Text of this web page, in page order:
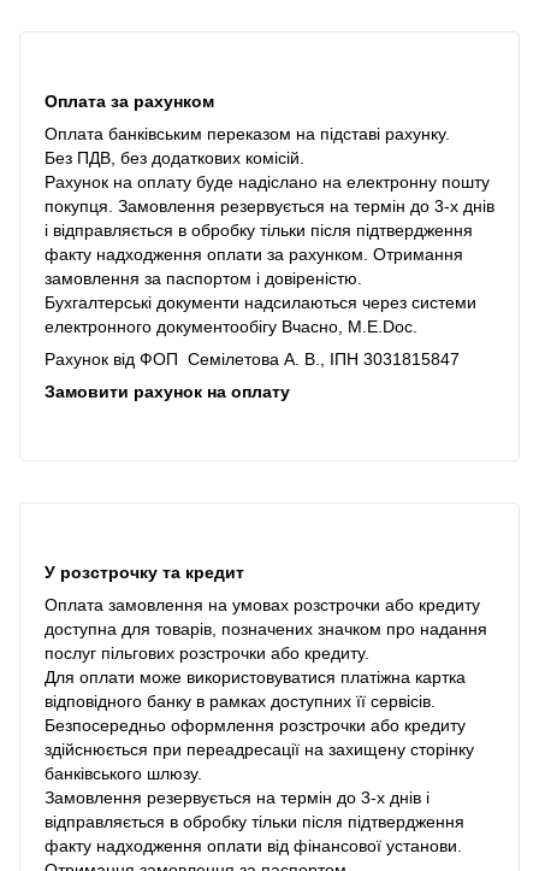
Оплата за рахунком
Оплата банківським переказом на підставі рахунку.
Без ПДВ, без додаткових комісій.
Рахунок на оплату буде надіслано на електронну пошту
покупця. Замовлення резервується на термін до 3-х днів
і відправляється в обробку тільки після підтвердження
факту надходження оплати за рахунком. Отримання
замовлення за паспортом і довіреністю.
Бухгалтерські документи надсилаються через системи
електронного документообігу Вчасно, M.E.Doc.
Рахунок від ФОП Семілетова А. В., ІПН 3031815847
Замовити рахунок на оплату
У розстрочку та кредит
Оплата замовлення на умовах розстрочки або кредиту
доступна для товарів, позначених значком про надання
послуг пільгових розстрочки або кредиту.
Для оплати може використовуватися платіжна картка
відповідного банку в рамках доступних її сервісів.
Безпосередньо оформлення розстрочки або кредиту
здійснюється при переадресації на захищену сторінку
банківського шлюзу.
Замовлення резервується на термін до 3-х днів і
відправляється в обробку тільки після підтвердження
факту надходження оплати від фінансової установи.